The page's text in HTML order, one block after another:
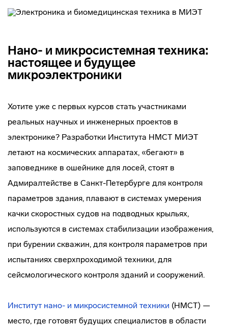
Нано- и микросистемная техника:
настоящее и будущее
микроэлектроники
Хотите уже с первых курсов стать участниками
реальных научных и инженерных проектов в
электронике? Разработки Института НМСТ МИЭТ
летают на космических аппаратах, «бегают» в
заповеднике в ошейнике для лосей, стоят в
Адмиралтействе в Санкт-Петербурге для контроля
параметров здания, плавают в системах умерения
качки скоростных судов на подводных крыльях,
используются в системах стабилизации изображения,
при бурении скважин, для контроля параметров при
испытаниях сверхпроходимой техники, для
сейсмологического контроля зданий и сооружений.
Институт нано- и микросистемной техники (НМСТ) —
место, где готовят будущих специалистов в области